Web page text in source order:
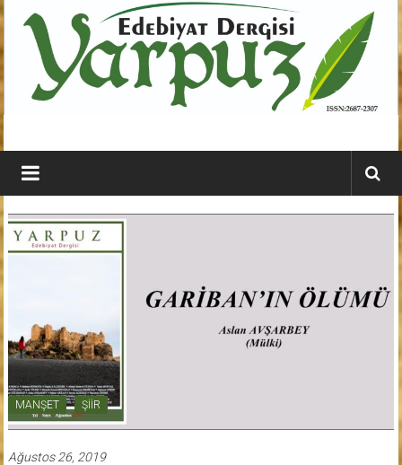
İçeriğe
geç
YARPUZ
Edebiyat
Dergisi
Kahramanmaraş'ın
Dergisi
MANŞET ŞİİR
Ağustos 26, 2019